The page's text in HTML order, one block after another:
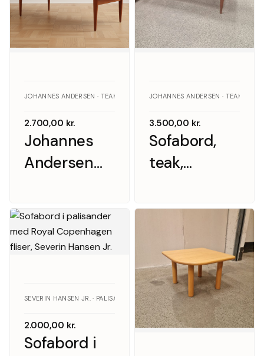
Johannes
Andersen
Møbelfabrik
JOHANNES ANDERSEN · TEAK
2.700,00 kr.
Sofabord,
teak,
Andersen
JOHANNES ANDERSEN · TEAK
3.500,00 kr.
Sofabord i
SEVERIN HANSEN JR. · PALISANDER
2.000,00 kr.